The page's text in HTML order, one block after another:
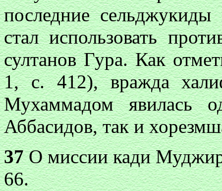
последние
стал использовать
султанов Гура. Как
1, с. 412), вражда
Мухаммадом явилась
Аббасидов, так и
37О миссии кади
66.